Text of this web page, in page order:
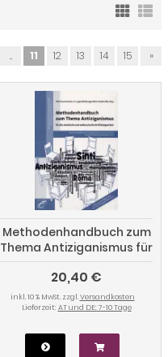
... 11 12 13 14 15 »
Methodenhandbuch zum
Thema Antiziganismus für
die schulische und
außerschulische
Bildungsarbeit
20,40 €
inkl. 10 % MwSt. zzgl.Versandkosten
Lieferzeit: AT und DE: 7-10 Tage